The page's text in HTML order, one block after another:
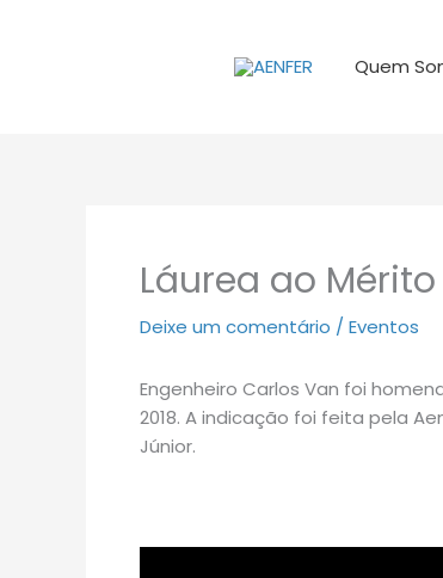
Quem
Láurea ao Mérito
Deixe um comentário / Eventos
Engenheiro Carlos Van foi
2018. A indicação foi feita pela
Júnior.